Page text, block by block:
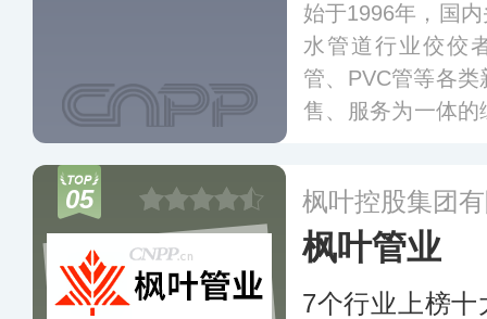
始于1996年，国
水管道行业佼佼
管、PVC管等各
售、服务为一体
每年销售新型管道
0多个国家和地区
05 枫叶控股集团
枫叶管业
7个行业上榜十